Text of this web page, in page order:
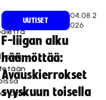
UUTISET
04.08.2
026
F-liigan alku
häämöttää:
Avauskierrokset
syyskuun toisella